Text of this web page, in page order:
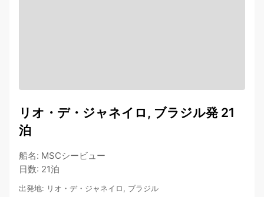
リオ・デ・ジャネイロ, ブラジル発 21
泊
船名: MSCシービュー
日数: 21泊
出発地: リオ・デ・ジャネイロ, ブラジル